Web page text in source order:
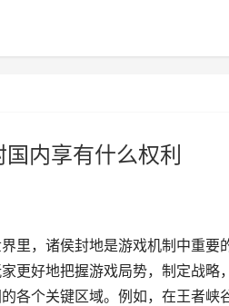
内享有什么权利
里，诸侯封地是游戏机制中重要
更好地把握游戏局势，制定战略
各个关键区域。例如，在王者峡